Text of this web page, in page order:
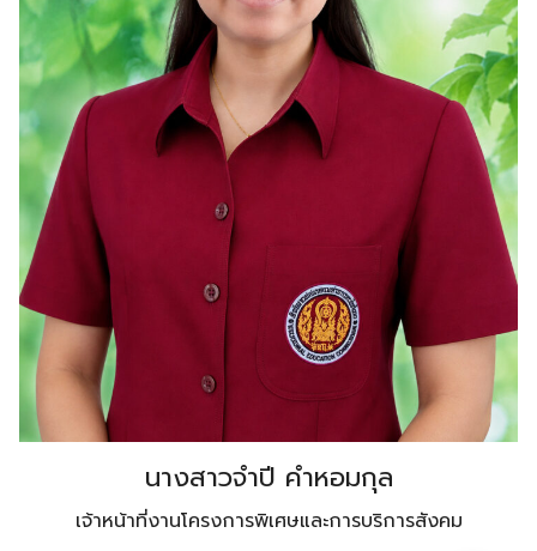
นางสาวจำปี คำหอมกุล
เจ้าหน้าที่งานโครงการพิเศษและการบริการสังคม